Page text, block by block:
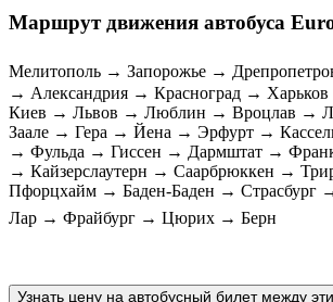
Маршрут движения автобуса
Мелитополь → Запорожье →
→ Александрия → Красноград →
Киев → Львов → Люблин → Вроцлав →
Заале → Гера → Йена → Эрфурт →
→ Фульда → Гиссен → Дармштат →
→ Кайзерслаутерн → Саарбрюккен →
Пфорцхайм → Баден-Баден → Страсбург
Лар → Фрайбург → Цюрих → Берн